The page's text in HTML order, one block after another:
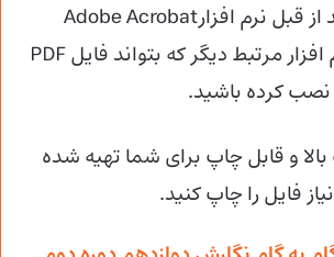
این فایل شما باید از قبل نرم افزارAdobe Acrobat
نصب کرده باشید.
بالا و قابل چاپ برای شما تهیه شده
فایل را چاپ کنید.